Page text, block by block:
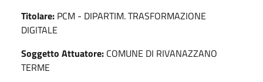
Titolare: PCM - DIPARTIM. TRASFORMAZIONE
DIGITALE
Soggetto Attuatore: COMUNE DI RIVANAZZANO
TERME